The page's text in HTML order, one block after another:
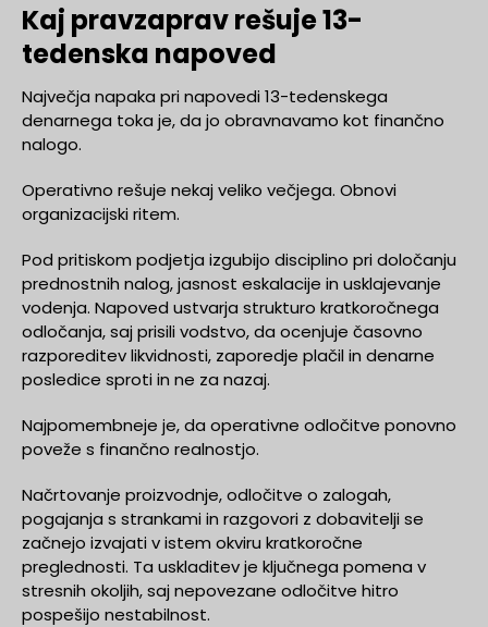
Kaj pravzaprav rešuje 13-
tedenska napoved
Največja napaka pri napovedi 13-tedenskega
denarnega toka je, da jo obravnavamo kot finančno
nalogo.
Operativno rešuje nekaj veliko večjega. Obnovi
organizacijski ritem.
Pod pritiskom podjetja izgubijo disciplino pri določanju
prednostnih nalog, jasnost eskalacije in usklajevanje
vodenja. Napoved ustvarja strukturo kratkoročnega
odločanja, saj prisili vodstvo, da ocenjuje časovno
razporeditev likvidnosti, zaporedje plačil in denarne
posledice sproti in ne za nazaj.
Najpomembneje je, da operativne odločitve ponovno
poveže s finančno realnostjo.
Načrtovanje proizvodnje, odločitve o zalogah,
pogajanja s strankami in razgovori z dobavitelji se
začnejo izvajati v istem okviru kratkoročne
preglednosti. Ta uskladitev je ključnega pomena v
stresnih okoljih, saj nepovezane odločitve hitro
pospešijo nestabilnost.